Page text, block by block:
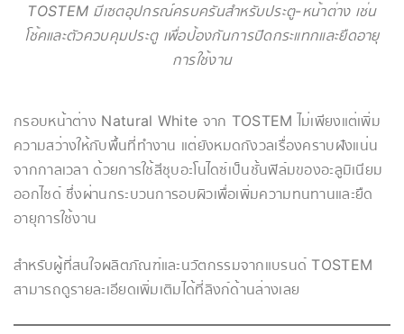
TOSTEM มีเซตอุปกรณ์ครบครันสำหรับประตู-หน้าต่าง เช่น
โช้คและตัวควบคุมประตู เพื่อป้องกันการปิดกระแทกและยืดอายุ
การใช้งาน
กรอบหน้าต่าง Natural White จาก TOSTEM ไม่เพียงแต่เพิ่ม
ความสว่างให้กับพื้นที่ทำงาน แต่ยังหมดกังวลเรื่องคราบฝังแน่น
จากกาลเวลา ด้วยการใช้สีชุบอะโนไดซ์เป็นชั้นฟิล์มของอะลูมิเนียม
ออกไซด์ ซึ่งผ่านกระบวนการอบผิวเพื่อเพิ่มความทนทานและยืด
อายุการใช้งาน
สำหรับผู้ที่สนใจผลิตภัณฑ์และนวัตกรรมจากแบรนด์ TOSTEM
สามารถดูรายละเอียดเพิ่มเติมได้ที่ลิงก์ด้านล่างเลย